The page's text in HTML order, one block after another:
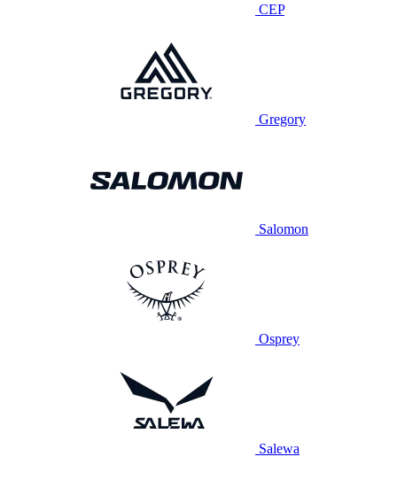
CEP
Gregory
Salomon
Osprey
Salewa